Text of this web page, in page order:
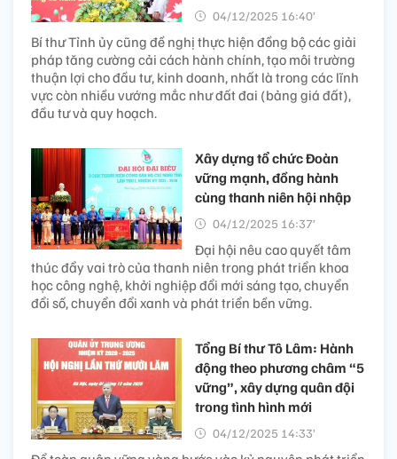
04/12/2025 16:40’
Bí thư Tỉnh ủy cũng đề nghị thực hiện đồng bộ các giải
pháp tăng cường cải cách hành chính, tạo môi trường
thuận lợi cho đầu tư, kinh doanh, nhất là trong các lĩnh
vực còn nhiều vướng mắc như đất đai (bảng giá đất),
đầu tư và quy hoạch.
Xây dựng tổ chức Đoàn
vững mạnh, đồng hành
cùng thanh niên hội nhập
04/12/2025 16:37’
Đại hội nêu cao quyết tâm
thúc đẩy vai trò của thanh niên trong phát triển khoa
học công nghệ, khởi nghiệp đổi mới sáng tạo, chuyển
đổi số, chuyển đổi xanh và phát triển bền vững.
Tổng Bí thư Tô Lâm: Hành
động theo phương châm “5
vững”, xây dựng quân đội
trong tình hình mới
04/12/2025 14:33’